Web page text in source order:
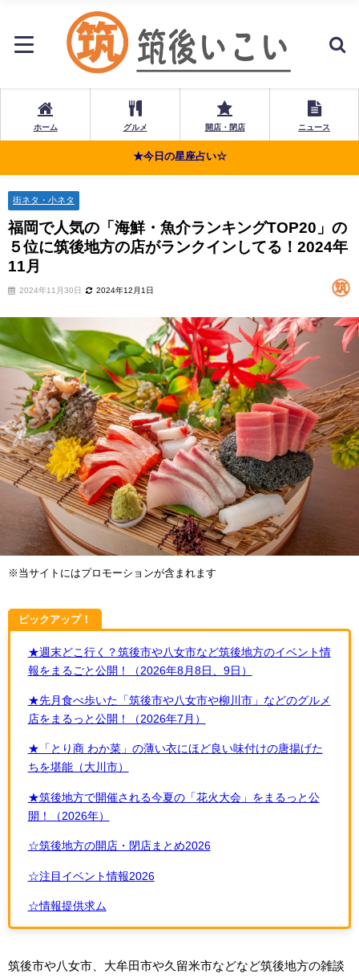
ホーム グルメ 開店・閉店 ニュース
★今日の星座占い☆
街ネタ・小ネタ
福岡で人気の「海鮮・魚介ランキングTOP20」の
５位に筑後地方の店がランクインしてる！2024年
11月
2024年11月30日 2024年12月1日
※当サイトにはプロモーションが含まれます
ピックアップ！
★週末どこ行く？筑後市や八女市など筑後地方のイベント情
報をまるごと公開！（2026年8月8日、9日）
★先月食べ歩いた「筑後市や八女市や柳川市」などのグルメ
店をまるっと公開！（2026年7月）
★「とり商 わか菜」の薄い衣にほど良い味付けの唐揚げた
ちを堪能（大川市）
★筑後地方で開催される今夏の「花火大会」をまるっと公
開！（2026年）
☆筑後地方の開店・閉店まとめ2026
☆注目イベント情報2026
☆情報提供求ム
筑後市や八女市、大牟田市や久留米市などなど筑後地方の雑談